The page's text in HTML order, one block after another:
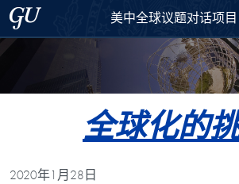
Skip to 美中全球议题对话项目 Full Site Menu
Skip to main content
Georgetown University美中全球议题对话项目
全球化的
2020年1月28日